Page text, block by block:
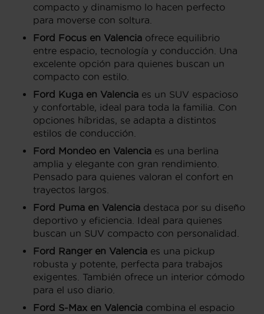
compacto y dinamismo lo hacen perfecto
para moverse con soltura.
Ford Focus en Valencia ofrece equilibrio
entre espacio, tecnología y conducción. Una
excelente opción para quienes buscan un
compacto con estilo.
Ford Kuga en Valencia es un SUV espacioso
y confortable, ideal para toda la familia. Con
opciones híbridas, se adapta a distintos
estilos de conducción.
Ford Mondeo en Valencia es una berlina
amplia y elegante con gran rendimiento.
Pensado para quienes valoran el confort en
trayectos largos.
Ford Puma en Valencia destaca por su diseño
deportivo y eficiencia. Ideal para quienes
buscan un SUV compacto con personalidad.
Ford Ranger en Valencia es una pickup
robusta y potente, perfecta para trabajos
exigentes. También ofrece un interior cómodo
para el uso diario.
Ford S-Max en Valencia combina el espacio